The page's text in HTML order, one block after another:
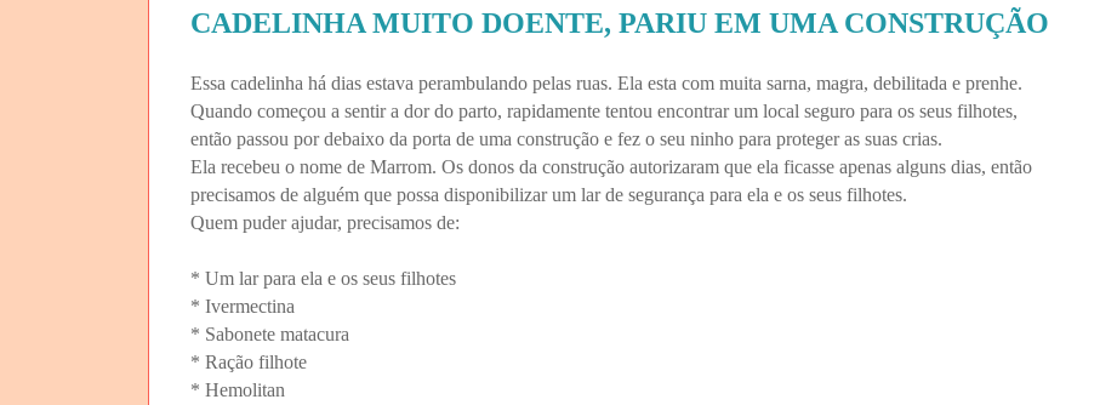
CADELINHA MUITO DOENTE, PARIU EM UMA CONSTRUÇÃO
Essa cadelinha há dias estava perambulando pelas ruas. Ela esta com muita sarna, magra, debilitada e prenhe.
Quando começou a sentir a dor do parto, rapidamente tentou encontrar um local seguro para os seus filhotes,
então passou por debaixo da porta de uma construção e fez o seu ninho para proteger as suas crias.
Ela recebeu o nome de Marrom. Os donos da construção autorizaram que ela ficasse apenas alguns dias, então
precisamos de alguém que possa disponibilizar um lar de segurança para ela e os seus filhotes.
Quem puder ajudar, precisamos de:
* Um lar para ela e os seus filhotes
* Ivermectina
* Sabonete matacura
* Ração filhote
* Hemolitan